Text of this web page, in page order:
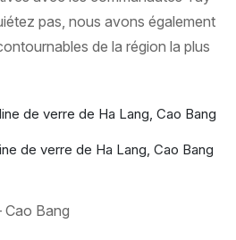
pas, nous avons également
de la région la plus
de verre de Ha Lang, Cao Bang
Cao Bang